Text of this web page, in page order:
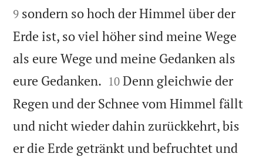
9 sondern so hoch der Himmel über der
Erde ist, so viel höher sind meine Wege
als eure Wege und meine Gedanken als
eure Gedanken. 

10 Denn gleichwie der
Regen und der Schnee vom Himmel fällt
und nicht wieder dahin zurückkehrt, bis
er die Erde getränkt und befruchtet und